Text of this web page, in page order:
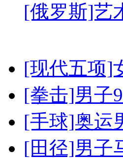
[俄罗斯]艺
[现代五项]
[拳击]男子
[手球]奥运
[田径]男子